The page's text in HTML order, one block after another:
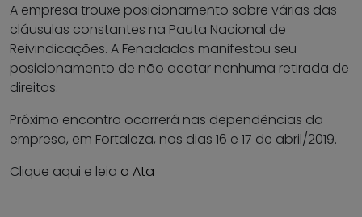
A empresa trouxe posicionamento sobre várias das
cláusulas constantes na Pauta Nacional de
Reivindicações. A Fenadados manifestou seu
posicionamento de não acatar nenhuma retirada de
direitos.
Próximo encontro ocorrerá nas dependências da
empresa, em Fortaleza, nos dias 16 e 17 de abril/2019.
Clique aqui e leia a Ata